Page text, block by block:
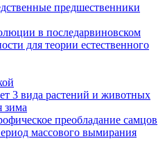
предшественники
в последарвиновском
для теории естественного
3 вида растений и животных
зима
преобладание самцов
массового вымирания